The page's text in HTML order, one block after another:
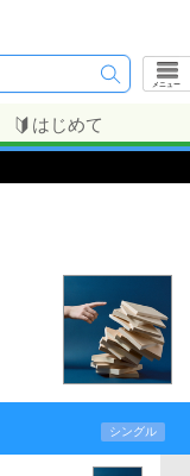
メニュー
はじめて
シングル